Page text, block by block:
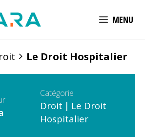
MENU
Le Droit Hospitalier
Catégorie
Droit | Le Droit
Hospitalier